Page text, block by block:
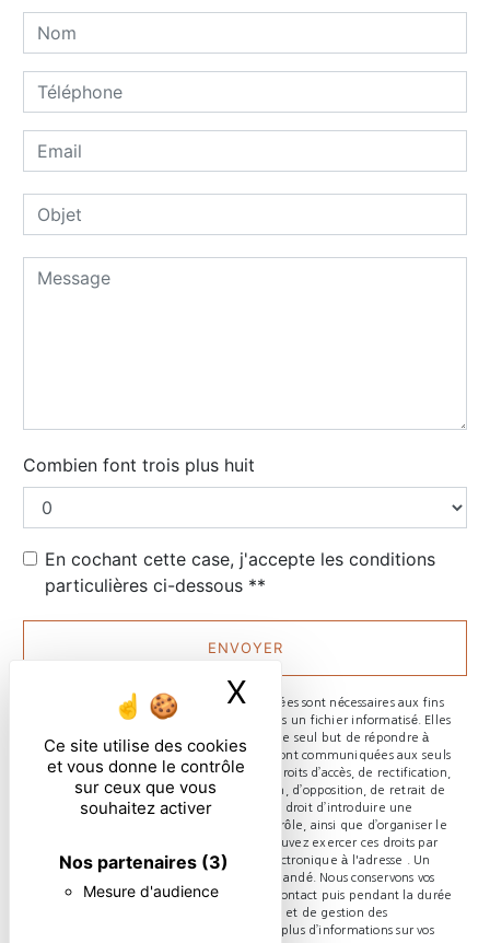
Ce site utilise des cookies
et vous donne le contrôle
sur ceux que vous
souhaitez activer
Nos partenaires (3)
Mesure d'audience
X Masquer le
Combien font trois plus huit
En cochant cette case, j'accepte les conditions
particulières ci-dessous **
ENVOYER
** Les données personnelles communiquées sont nécessaires aux fins
de vous contacter et sont enregistrées dans un fichier informatisé. Elles
sont destinées à et ses sous-traitants dans le seul but de répondre à
votre message. Les données collectées seront communiquées aux seuls
destinataires suivants: . Vous disposez de droits d’accès, de rectification,
d’effacement, de portabilité, de limitation, d’opposition, de retrait de
votre consentement à tout moment et du droit d’introduire une
réclamation auprès d’une autorité de contrôle, ainsi que d’organiser le
sort de vos données post-mortem. Vous pouvez exercer ces droits par
voie postale à l'adresse ou par courrier électronique à l'adresse . Un
justificatif d'identité pourra vous être demandé. Nous conservons vos
données pendant la période de prise de contact puis pendant la durée
de prescription légale aux fins probatoires et de gestion des
contentieux. Consultez le site cnil.fr pour plus d’informations sur vos